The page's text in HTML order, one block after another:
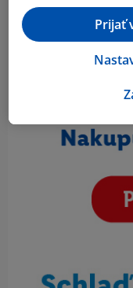
Prijať